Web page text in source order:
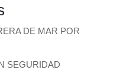
DE MAR POR
SEGURIDAD